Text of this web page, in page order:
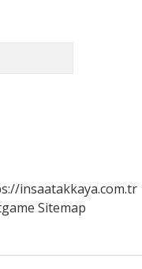
insaatakkaya.com.tr
Sitemap